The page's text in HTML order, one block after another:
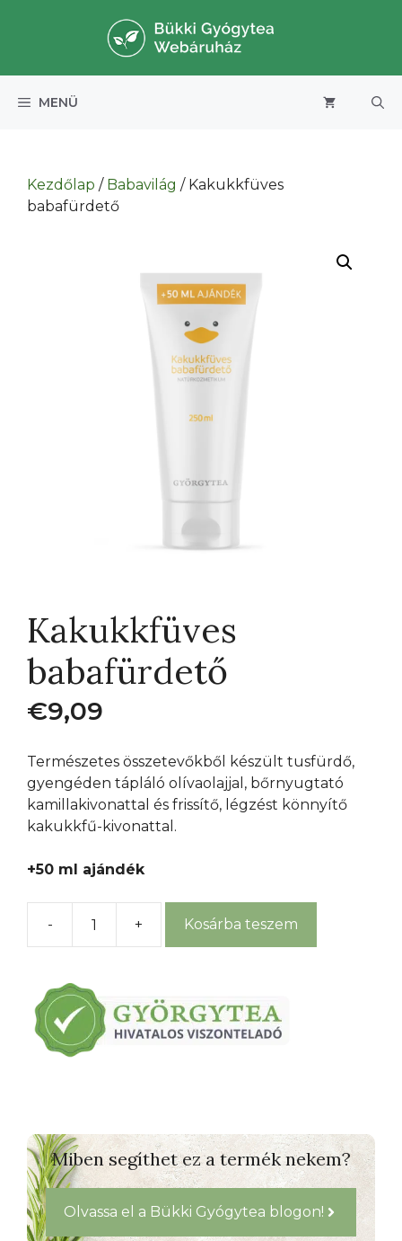
MENÜ
Kezdőlap / Babavilág / Kakukkfüves
babafürdető
Kakukkfüves
babafürdető
€9,09
Természetes összetevőkből készült tusfürdő,
gyengéden tápláló olívaolajjal, bőrnyugtató
kamillakivonattal és frissítő, légzést könnyítő
kakukkfű-kivonattal.
+50 ml ajándék
-
Kakukkfüves
+ Kosárba teszem
Miben segíthet ez a termék nekem?
Olvassa el a Bükki Gyógytea blogon!